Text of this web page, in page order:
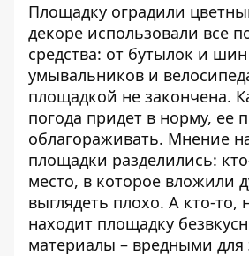
Площадку оградили
декоре использовали все
средства: от бутылок и
умывальников и
площадкой не закончена.
погода придет в норму, ее
облагораживать. Мнение
площадки разделились:
место, в которое вложили
выглядеть плохо. А кто-то,
находит площадку
материалы – вредными для